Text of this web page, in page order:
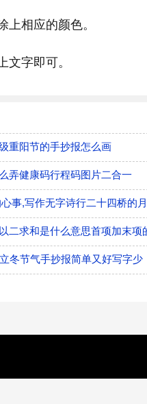
上相应的颜色。
文字即可。
重阳节的手抄报怎么画
弄健康码行程码图片二合一
冬节气手抄报简单又好写字少